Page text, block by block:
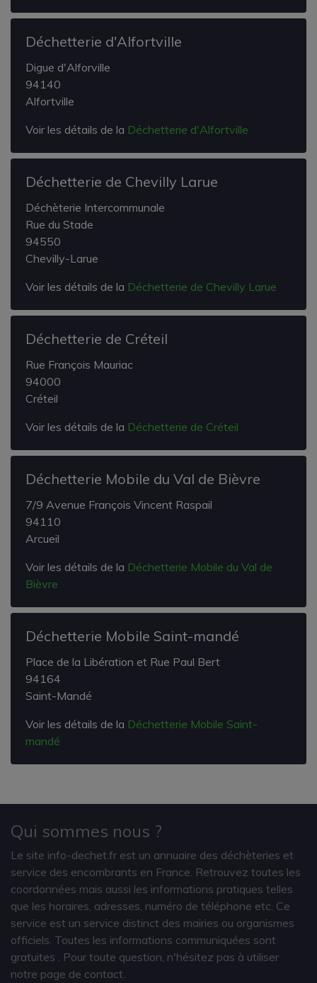
Déchetterie d'Alfortville
Digue d'Alforville
94140
Alfortville
Voir les détails de la Déchetterie d'Alfortville
Déchetterie de Chevilly Larue
Déchèterie Intercommunale
Rue du Stade
94550
Chevilly-Larue
Voir les détails de la Déchetterie de Chevilly Larue
Déchetterie de Créteil
Rue François Mauriac
94000
Créteil
Voir les détails de la Déchetterie de Créteil
Déchetterie Mobile du Val de Bièvre
7/9 Avenue François Vincent Raspail
94110
Arcueil
Voir les détails de la Déchetterie Mobile du Val de
Bièvre
Déchetterie Mobile Saint-mandé
Place de la Libération et Rue Paul Bert
94164
Saint-Mandé
Voir les détails de la Déchetterie Mobile Saint-
mandé
Qui sommes nous ?
Le site info-dechet.fr est un annuaire des déchèteries et
service des encombrants en France. Retrouvez toutes les
coordonnées mais aussi les informations pratiques telles
que les horaires, adresses, numéro de téléphone etc. Ce
service est un service distinct des mairies ou organismes
officiels. Toutes les informations communiquées sont
gratuites
. Pour toute question, n'hésitez pas à utiliser
notre page de contact.